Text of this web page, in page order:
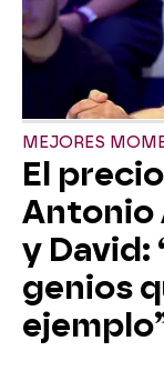
MEJORES
El
Antonio
y David:
genios